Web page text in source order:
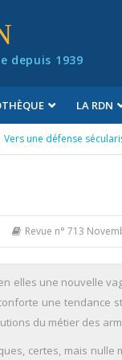
depuis 1939
LA RDN
Vers une défense
Revue n° 713
elles une nouvelle
une tendance
du métier des
certes, mais